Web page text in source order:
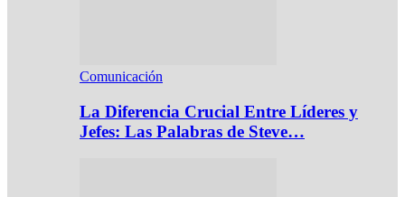
Comunicación
La Diferencia Crucial Entre Líderes y
Jefes: Las Palabras de Steve…